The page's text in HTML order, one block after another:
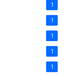
1
1
1
1
1